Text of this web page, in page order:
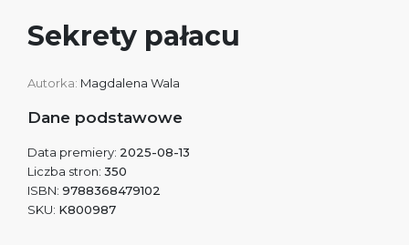
Sekrety pałacu
Autorka: Magdalena Wala
Dane podstawowe
Data premiery: 2025-08-13
Liczba stron: 350
ISBN: 9788368479102
SKU: K800987